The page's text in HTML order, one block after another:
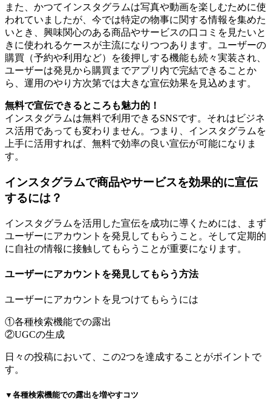
また、かつてインスタグラムは写真や動画を楽しむために使
われていましたが、今では特定の物事に関する情報を集めた
いとき、興味関心のある商品やサービスの口コミを見たいと
きに使われるケースが主流になりつつあります。ユーザーの
購買（予約や利用など）を後押しする機能も続々実装され、
ユーザーは発見から購買までアプリ内で完結できることか
ら、運用のやり方次第では大きな宣伝効果を見込めます。
無料で宣伝できるところも魅力的！
インスタグラムは無料で利用できるSNSです。それはビジネ
ス活用であっても変わりません。つまり、インスタグラムを
上手に活用すれば、無料で効率の良い宣伝が可能になりま
す。
インスタグラムで商品やサービスを効果的に宣伝
するには？
インスタグラムを活用した宣伝を成功に導くためには、まず
ユーザーにアカウントを発見してもらうこと。そして定期的
に自社の情報に接触してもらうことが重要になります。
ユーザーにアカウントを発見してもらう方法
ユーザーにアカウントを見つけてもらうには
①各種検索機能での露出
②UGCの生成
日々の投稿において、この2つを達成することがポイントで
す。
▼各種検索機能での露出を増やすコツ